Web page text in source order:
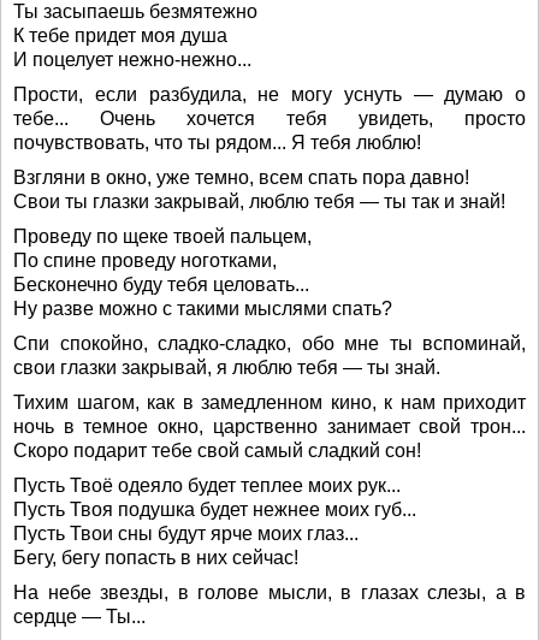
Ты засыпаешь безмятежно
К тебе придет моя душа
И поцелует нежно-нежно...
Прости, если разбудила, не могу уснуть — думаю о
тебе... Очень хочется тебя увидеть, просто
почувствовать, что ты рядом... Я тебя люблю!
Взгляни в окно, уже темно, всем спать пора давно!
Свои ты глазки закрывай, люблю тебя — ты так и знай!
Проведу по щеке твоей пальцем,
По спине проведу ноготками,
Бесконечно буду тебя целовать...
Ну разве можно с такими мыслями спать?
Спи спокойно, сладко-сладко, обо мне ты вспоминай,
свои глазки закрывай, я люблю тебя — ты знай.
Тихим шагом, как в замедленном кино, к нам приходит
ночь в темное окно, царственно занимает свой трон...
Скоро подарит тебе свой самый сладкий сон!
Пусть Твоё одеяло будет теплее моих рук...
Пусть Твоя подушка будет нежнее моих губ...
Пусть Твои сны будут ярче моих глаз...
Бегу, бегу попасть в них сейчас!
На небе звезды, в голове мысли, в глазах слезы, а в
сердце — Ты...